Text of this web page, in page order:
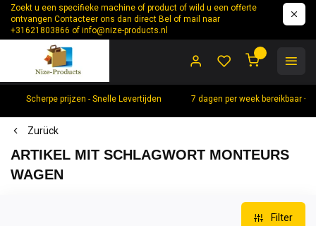
Zoekt u een specifieke machine of product of wild u een offerte
ontvangen Contacteer ons dan direct Bel of mail naar
+31621803866 ofinfo@nize-products.nl
Scherpe prijzen - Snelle Levertijden 7 dagen per week bereikbaar
Zurück
ARTIKEL MIT SCHLAGWORT MONTEURS
WAGEN
Filter